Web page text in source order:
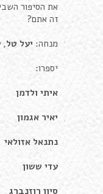
את הסיפור
זה אתם?
מנחה: יעל טל,
יספרו:
איתי ולדמן
יאיר אגמון
נתנאל אזולאי
עדי ששון
סיון רוזנברג